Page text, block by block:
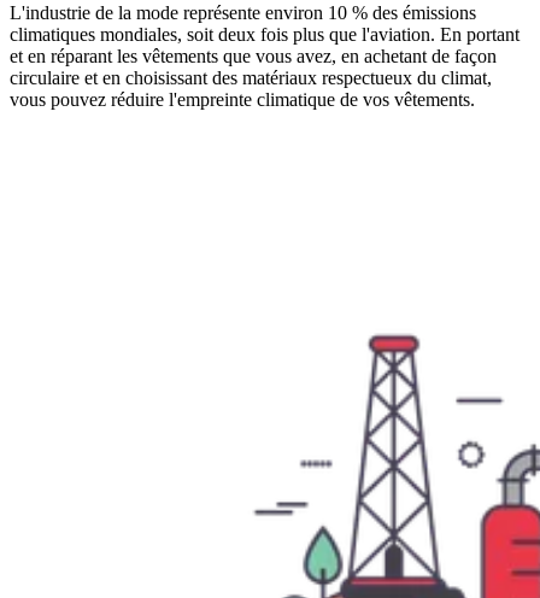
L'industrie de la mode représente environ 10 % des émissions
climatiques mondiales, soit deux fois plus que l'aviation. En portant
et en réparant les vêtements que vous avez, en achetant de façon
circulaire et en choisissant des matériaux respectueux du climat,
vous pouvez réduire l'empreinte climatique de vos vêtements.